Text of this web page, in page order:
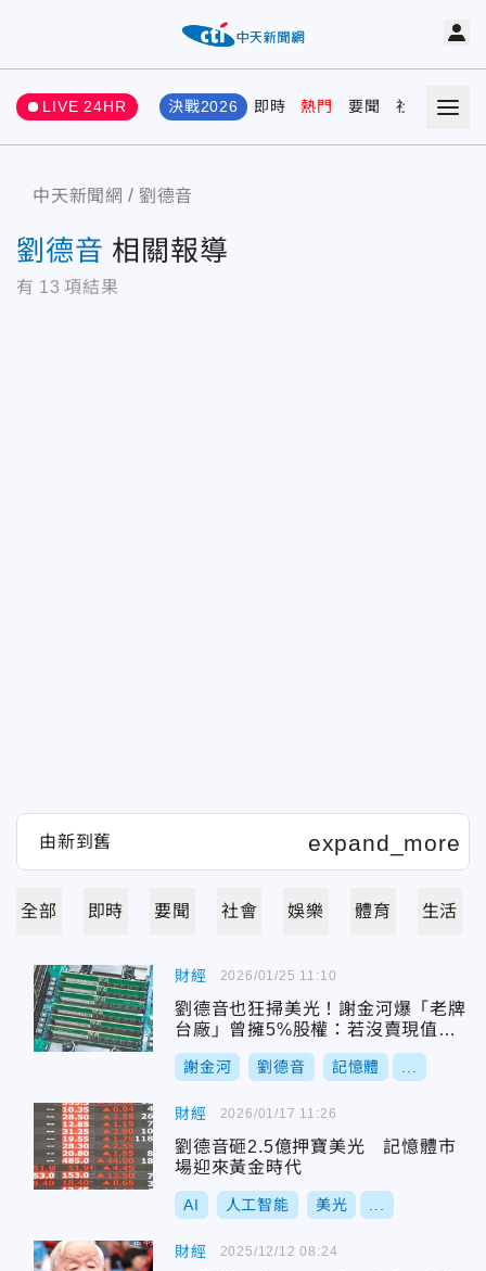
LIVE 24HR 決戰2026 即時 熱門 要聞 社會 娛樂
中天新聞網 劉德音
劉德音 相關報導
有 13 項結果
全部 即時 要聞 社會 娛樂 體育 生活
財經
劉德音也狂掃美光！謝金河爆「老牌
台廠」曾擁5%股權：若沒賣現值萬
金
謝金河 劉德音 記憶體
2026/01/25 11:10
財經
劉德音砸2.5億押寶美光 記憶體市
場迎來黃金時代
AI 人工智能 美光
2026/01/17 11:26
財經 2025/12/12 08:24